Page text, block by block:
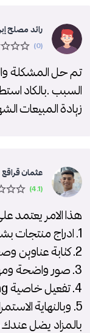
رائد مصلح
تم حل المشكلة
السبب .بالكاد
زيادة المبيعات
عثمان قراقع
هذا الامر يعتمد
1. ادراج منتجات بشكل يومي
2. كتابة عناوين وصف مهنية
3. صور واضحة ومهنية
4. تفعيل خاصية Promoted Listing
بالمزاد يضل